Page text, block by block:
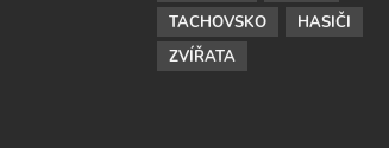
TACHOVSKO
HASIČI
ZVÍŘATA